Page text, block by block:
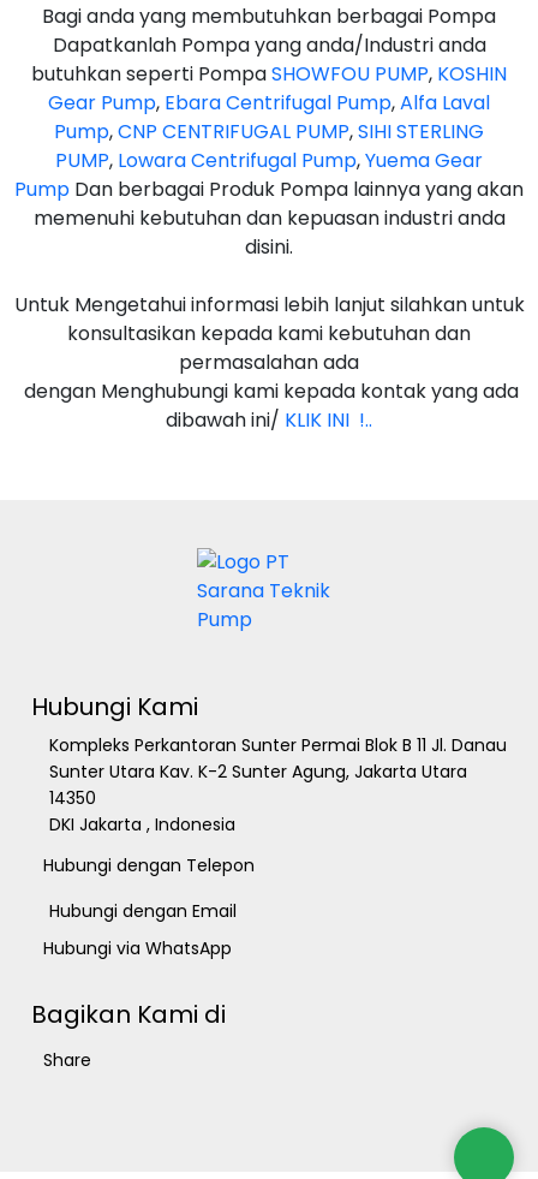
Bagi anda yang membutuhkan berbagai Pompa
Dapatkanlah Pompa yang anda/Industri anda
butuhkan seperti PompaSHOWFOU PUMP, KOSHIN
Gear Pump, Ebara Centrifugal Pump,Alfa Laval
Pump,CNP CENTRIFUGAL PUMP,SIHI STERLING
PUMP, Lowara Centrifugal Pump,Yuema Gear
Pump Dan berbagai Produk Pompa lainnya yang akan
memenuhi kebutuhan dan kepuasan industri anda
disini.
Untuk Mengetahui informasi lebih lanjut silahkan untuk
konsultasikan kepada kami kebutuhan dan
permasalahan ada
dengan Menghubungi kami kepada kontak yang ada
dibawah ini/ KLIK INI !..
Hubungi Kami
Kompleks Perkantoran Sunter Permai Blok B 11 Jl. Danau
Sunter Utara Kav. K-2 Sunter Agung, Jakarta Utara
14350
DKI Jakarta , Indonesia
Hubungi dengan Telepon
Hubungi dengan Email
Hubungi via WhatsApp
Bagikan Kami di
Share